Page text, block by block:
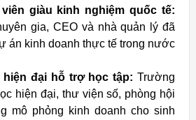
giàu kinh nghiệm quốc tế:
gia, CEO và nhà quản lý đã
án kinh doanh thực tế trong nước
đại hỗ trợ học tập: Trường
hiện đại, thư viện số, phòng hội
mô phỏng kinh doanh cho sinh